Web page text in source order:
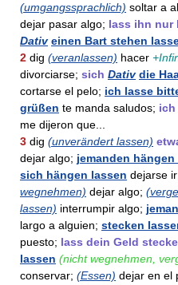
(umgangssprachlich) soltar a
dejar pasar algo; lass ihn nur
Dativ einen Bart stehen
2 dig (veranlassen) hacer
divorciarse; sich Dativ die
cortarse el pelo; ich lasse
grüßen te manda saludos; ich
me dijeron que...
3 dig (unverändert lassen)
dejar algo; jemanden hängen
sich hängen lassen dejarse
wegnehmen) dejar algo;
lassen) interrumpir algo;
largo a alguien; stecken
puesto; lass dein Geld
lassen (nicht wegnehmen,
conservar; (Essen) dejar en el